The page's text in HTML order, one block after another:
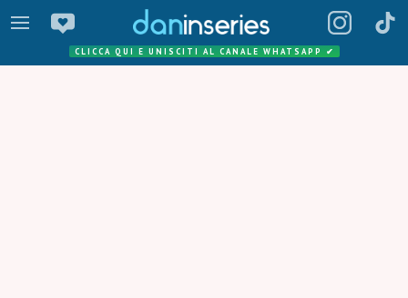
CLICCA QUI E UNISCITI AL CANALE WHATSAPP ✔